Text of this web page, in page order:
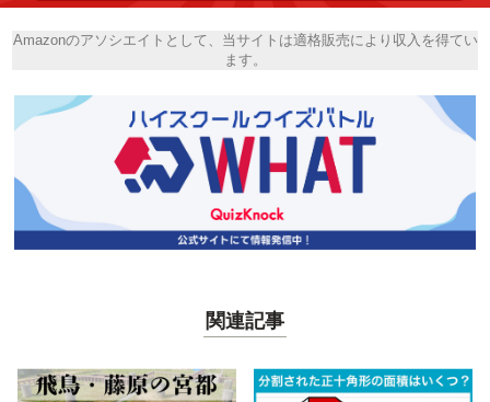
Amazonのアソシエイトとして、当サイトは適格販売により収入を得てい
ます。
関連記事